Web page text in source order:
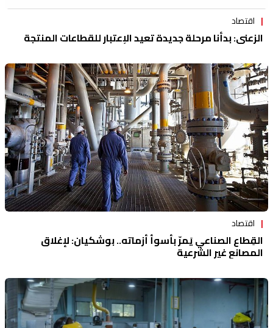
اقتصاد
الزعني: بدأنا مرحلة جديدة تعيد الإعتبار للقطاعات المنتجة
اقتصاد
القِطاع الصناعي يَمرّ بأسوأ أزماته.. بوشكيان: لإغلاق
المصانع غير الشرعية